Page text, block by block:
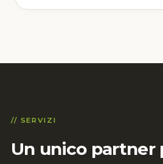
// SERVIZI
Un unico partner